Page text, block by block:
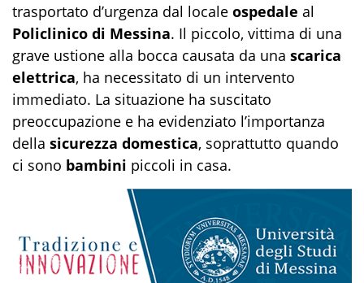
trasportato d’urgenza dal locale ospedale al
Policlinico di Messina. Il piccolo, vittima di una
grave ustione alla bocca causata da una scarica
elettrica, ha necessitato di un intervento
immediato. La situazione ha suscitato
preoccupazione e ha evidenziato l’importanza
della sicurezza domestica, soprattutto quando
ci sono bambini piccoli in casa.